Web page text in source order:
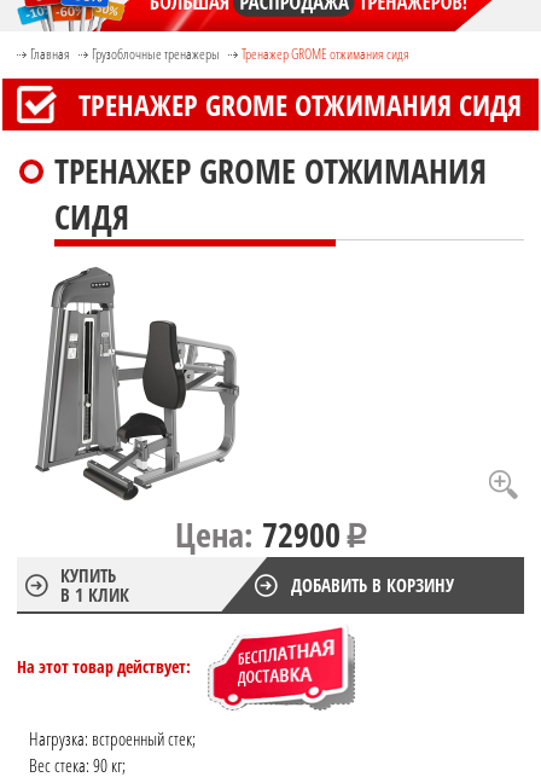
Главная Грузоблочные тренажеры Тренажер GROME отжимания сидя
ТРЕНАЖЕР GROME ОТЖИМАНИЯ СИДЯ
ТРЕНАЖЕР GROME ОТЖИМАНИЯ
СИДЯ
Цена: 72900
КУПИТЬ
В 1 КЛИК
ДОБАВИТЬ В КОРЗИНУ
На этот товар действует:
Нагрузка: встроенный стек;
Вес стека: 90 кг;